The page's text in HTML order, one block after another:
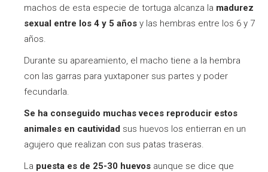
machos de esta especie de tortuga alcanza la madurez
sexual entre los 4 y 5 años y las hembras entre los 6 y 7
años.
Durante su apareamiento, el macho tiene a la hembra
con las garras para yuxtaponer sus partes y poder
fecundarla.
Se ha conseguido muchas veces reproducir estos
animales en cautividad sus huevos los entierran en un
agujero que realizan con sus patas traseras.
La puesta es de 25-30 huevos aunque se dice que